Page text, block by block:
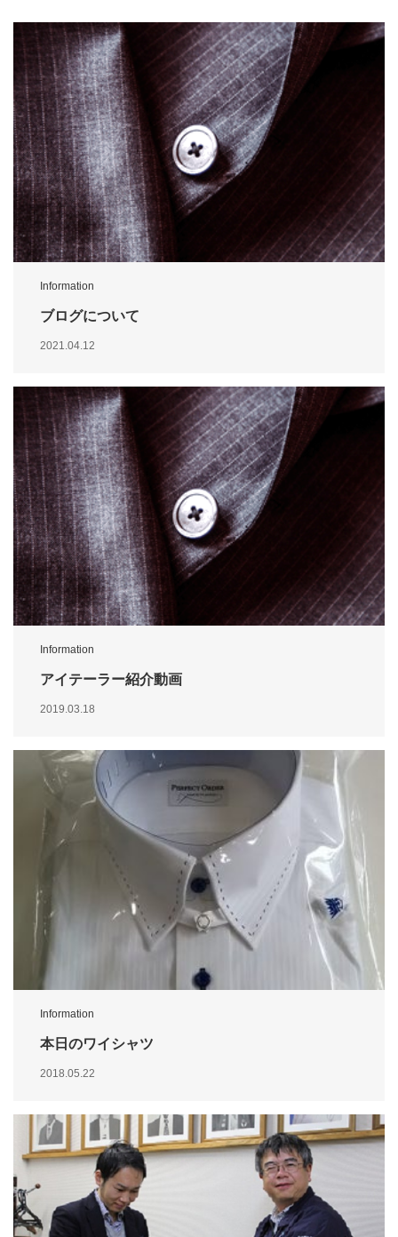
Information
ブログについて
2021.04.12
Information
アイテーラー紹介動画
2019.03.18
Information
本日のワイシャツ
2018.05.22